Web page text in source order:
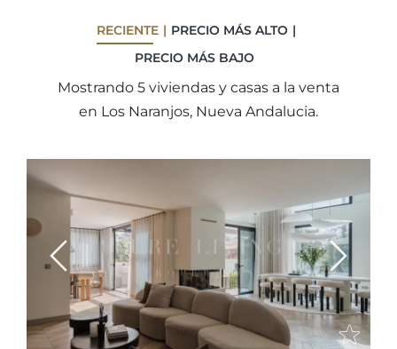
RECIENTE
PRECIO MÁS ALTO
PRECIO MÁS BAJO
Mostrando 5 viviendas y casas a la venta
en Los Naranjos, Nueva Andalucia.
Previous Next